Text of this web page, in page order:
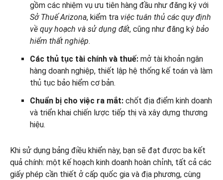
gồm các nhiệm vụ ưu tiên hàng đầu như đăng ký với
Sở Thuế Arizona, kiểm tra việc tuân thủ các quy định
về quy hoạch và sử dụng đất, cũng như đăng ký bảo
hiểm thất nghiệp.
Các thủ tục tài chính và thuế: mở tài khoản ngân
hàng doanh nghiệp, thiết lập hệ thống kế toán và làm
thủ tục bảo hiểm cơ bản.
Chuẩn bị cho việc ra mắt: chốt địa điểm kinh doanh
và triển khai chiến lược tiếp thị và xây dựng thương
hiệu.
Khi sử dụng bảng điều khiển này, bạn sẽ đạt được ba kết
quả chính: một kế hoạch kinh doanh hoàn chỉnh, tất cả các
giấy phép cần thiết ở cấp quốc gia và địa phương, cùng